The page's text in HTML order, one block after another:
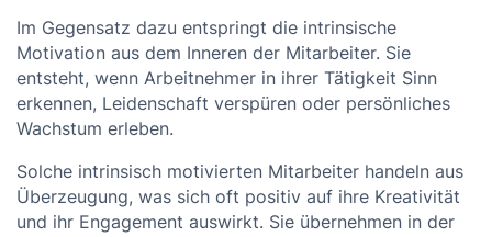
Im Gegensatz dazu entspringt die intrinsische
Motivation aus dem Inneren der Mitarbeiter. Sie
entsteht, wenn Arbeitnehmer in ihrer Tätigkeit Sinn
erkennen, Leidenschaft verspüren oder persönliches
Wachstum erleben.
Solche intrinsisch motivierten Mitarbeiter handeln aus
Überzeugung, was sich oft positiv auf ihre Kreativität
und ihr Engagement auswirkt. Sie übernehmen in der